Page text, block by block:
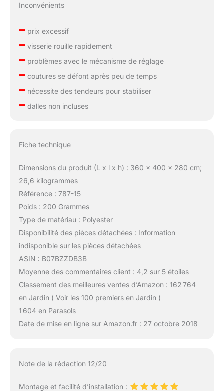
Inconvénients
–prix excessif
–visserie rouille rapidement
–problèmes avec le mécanisme de réglage
–coutures se défont après peu de temps
–nécessite des tendeurs pour stabiliser
–dalles non incluses
Fiche technique
Dimensions du produit (L x l x h) : 360 x 400 x 280 cm;
26,6 kilogrammes
Référence : 787-15
Poids : 200 Grammes
Type de matériau : Polyester
Disponibilité des pièces détachées : Information
indisponible sur les pièces détachées
ASIN : B07BZZDB3B
Moyenne des commentaires client : 4,2 sur 5 étoiles
Classement des meilleures ventes d’Amazon : 162 764
en Jardin ( Voir les 100 premiers en Jardin )
1 604 en Parasols
Date de mise en ligne sur Amazon.fr : 27 octobre 2018
Note de la rédaction 12/20
Montage et facilité d’installation :